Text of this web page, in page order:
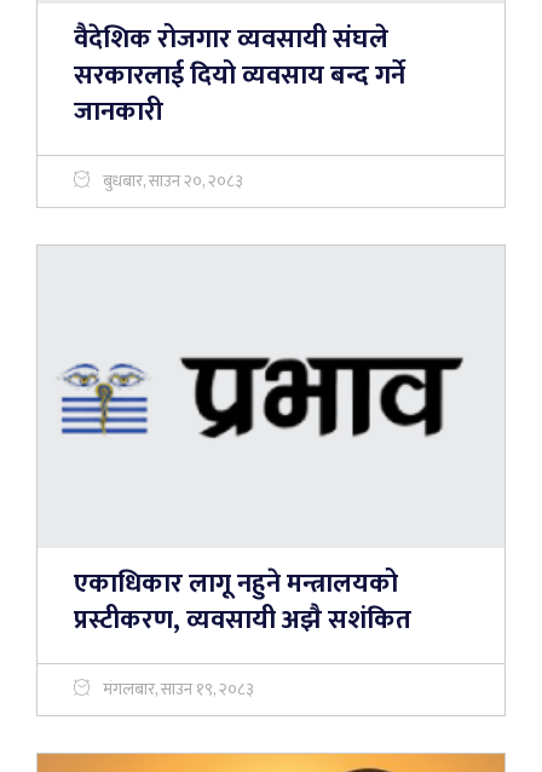
वैदेशिक रोजगार व्यवसायी संघले
सरकारलाई दियो व्यवसाय बन्द गर्ने
जानकारी
बुधबार, साउन २०, २०८३
एकाधिकार लागू नहुने मन्त्रालयको
प्रस्टीकरण, व्यवसायी अझै सशंकित
मंगलबार, साउन १९, २०८३